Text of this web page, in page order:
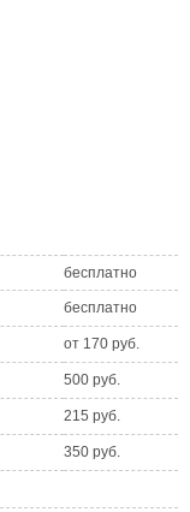
бесплатно
бесплатно
от 170 руб.
500 руб.
215 руб.
350 руб.